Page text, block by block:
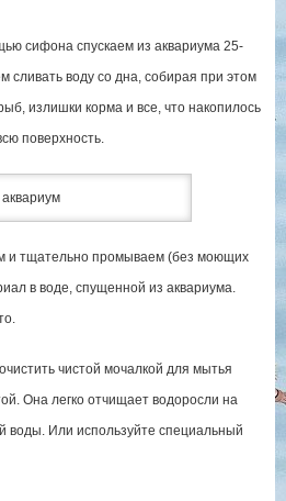
сифона спускаем из аквариума 25-
воду со дна, собирая при этом
излишки корма и все, что накопилось
поверхность.
и тщательно промываем (без моющих
в воде, спущенной из аквариума.
чистой мочалкой для мытья
Она легко отчищает водоросли на
воды. Или используйте специальный